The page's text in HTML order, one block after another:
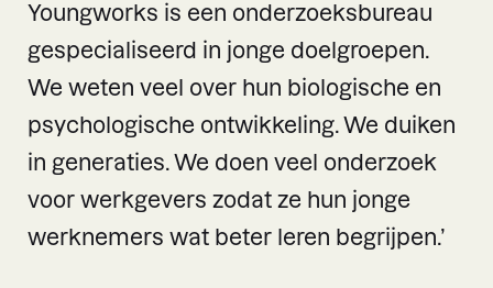
Youngworks is een onderzoeksbureau
gespecialiseerd in jonge doelgroepen.
We weten veel over hun biologische en
psychologische ontwikkeling. We duiken
in generaties. We doen veel onderzoek
voor werkgevers zodat ze hun jonge
werknemers wat beter leren begrijpen.’